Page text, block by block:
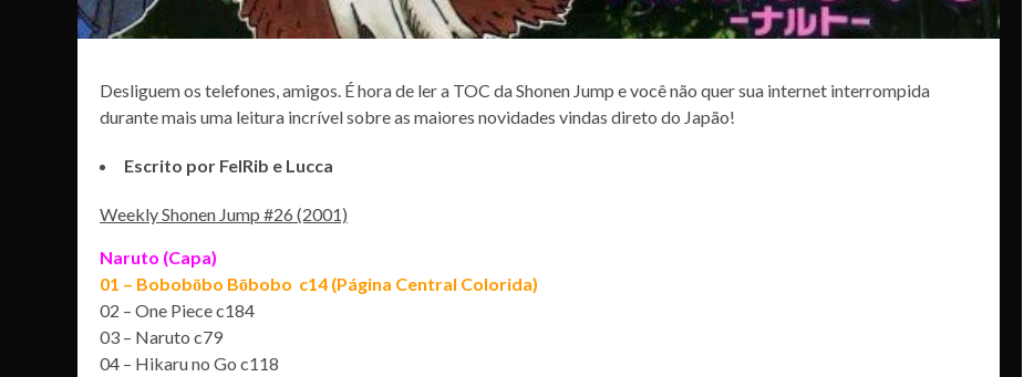
Desliguem os telefones, amigos. É hora de ler a TOC da Shonen Jump e você não quer sua internet interrompida
durante mais uma leitura incrível sobre as maiores novidades vindas direto do Japão!
Escrito por FelRib e Lucca
Weekly Shonen Jump #26 (2001)
Naruto (Capa)
01 – Bobobōbo Bōbobo c14 (Página Central Colorida)
02 – One Piece c184
03 – Naruto c79
04 – Hikaru no Go c118